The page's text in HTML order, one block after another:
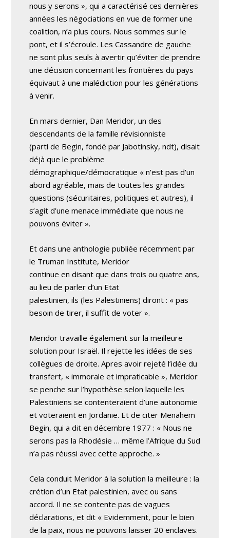
nous y serons », qui a caractérisé ces dernières
années les négociations en vue de former une
coalition, n’a plus cours. Nous sommes sur le
pont, et il s’écroule. Les Cassandre de gauche
ne sont plus seuls à avertir qu’éviter de prendre
une décision concernant les frontières du pays
équivaut à une malédiction pour les générations
à venir.
En mars dernier, Dan Meridor, un des
descendants de la famille révisionniste
(parti de Begin, fondé par Jabotinsky, ndt), disait
déjà que le problème
démographique/démocratique « n’est pas d’un
abord agréable, mais de toutes les grandes
questions (sécuritaires, politiques et autres), il
s’agit d’une menace immédiate que nous ne
pouvons éviter ».
Et dans une anthologie publiée récemment par
le Truman Institute, Meridor
continue en disant que dans trois ou quatre ans,
au lieu de parler d’un Etat
palestinien, ils (les Palestiniens) diront : « pas
besoin de tirer, il suffit de voter ».
Meridor travaille également sur la meilleure
solution pour Israël. Il rejette les idées de ses
collègues de droite. Apres avoir rejeté l’idée du
transfert, « immorale et impraticable », Meridor
se penche sur l’hypothèse selon laquelle les
Palestiniens se contenteraient d’une autonomie
et voteraient en Jordanie. Et de citer Menahem
Begin, qui a dit en décembre 1977 : « Nous ne
serons pas la Rhodésie … même l’Afrique du Sud
n’a pas réussi avec cette approche. »
Cela conduit Meridor à la solution la meilleure : la
crétion d’un Etat palestinien, avec ou sans
accord. Il ne se contente pas de vagues
déclarations, et dit « Evidemment, pour le bien
de la paix, nous ne pouvons laisser 20 enclaves.